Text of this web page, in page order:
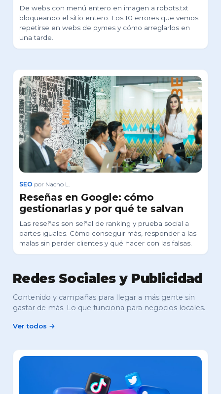
De webs con menú entero en imagen a robots.txt
bloqueando el sitio entero. Los 10 errores que vemos
repetirse en webs de pymes y cómo arreglarlos en
una tarde.
SEO por Nacho L.
Reseñas en Google: cómo
gestionarlas y por qué te salvan
Las reseñas son señal de ranking y prueba social a
partes iguales. Cómo conseguir más, responder a las
malas sin perder clientes y qué hacer con las falsas.
Redes Sociales y Publicidad
Contenido y campañas para llegar a más gente sin
gastar de más. Lo que funciona para negocios locales.
Ver todos →